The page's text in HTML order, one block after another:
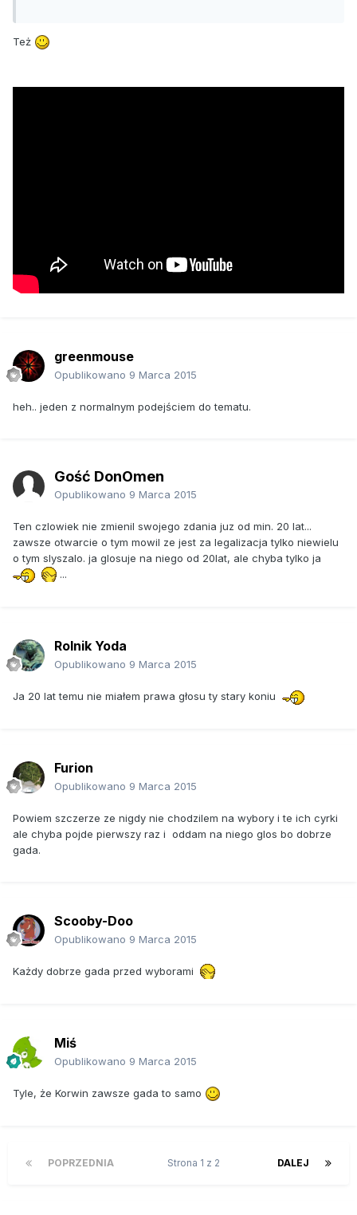
Też
greenmouse
Opublikowano 9 Marca 2015
heh.. jeden z normalnym podejściem do tematu.
Gość DonOmen
Opublikowano 9 Marca 2015
Ten czlowiek nie zmienil swojego zdania juz od min. 20 lat...
zawsze otwarcie o tym mowil ze jest za legalizacja tylko niewielu
o tym slyszalo. ja glosuje na niego od 20lat, ale chyba tylko ja
...
Rolnik Yoda
Opublikowano 9 Marca 2015
Ja 20 lat temu nie miałem prawa głosu ty stary koniu
Furion
Opublikowano 9 Marca 2015
Powiem szczerze ze nigdy nie chodzilem na wybory i te ich cyrki
ale chyba pojde pierwszy raz i oddam na niego glos bo dobrze
gada.
Scooby-Doo
Opublikowano 9 Marca 2015
Każdy dobrze gada przed wyborami
Miś
Opublikowano 9 Marca 2015
Tyle, że Korwin zawsze gada to samo
POPRZEDNIA DALEJ
Strona 1 z 2